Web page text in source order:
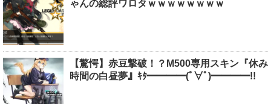
ゃんの総評ワロタｗｗｗｗｗｗｗｗ
【驚愕】赤豆撃破！？M500専用スキン『休み
時間の白昼夢』ｷﾀ━━━━(ﾟ∀ﾟ)━━━━!!